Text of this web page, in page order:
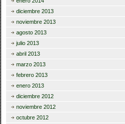
diciembre 2013
noviembre 2013
agosto 2013
julio 2013
abril 2013
marzo 2013
febrero 2013
enero 2013
diciembre 2012
noviembre 2012
octubre 2012